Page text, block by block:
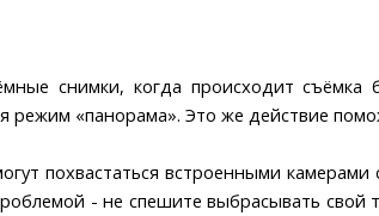
снимки, когда происходит
режим «панорама». Это же действие
похвастаться встроенными
- не спешите выбрасывать